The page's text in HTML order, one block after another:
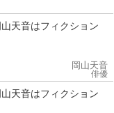
天音はフィクション
岡山天音
俳優
天音はフィクション